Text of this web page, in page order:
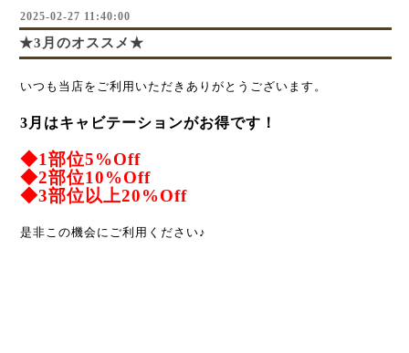
2025-02-27 11:40:00
★3月のオススメ★
いつも当店をご利用いただきありがとうございます。
3月はキャビテーションがお得です！
◆1部位5%Off
◆2部位10%Off
◆3部位以上20%Off
是非この機会にご利用ください♪